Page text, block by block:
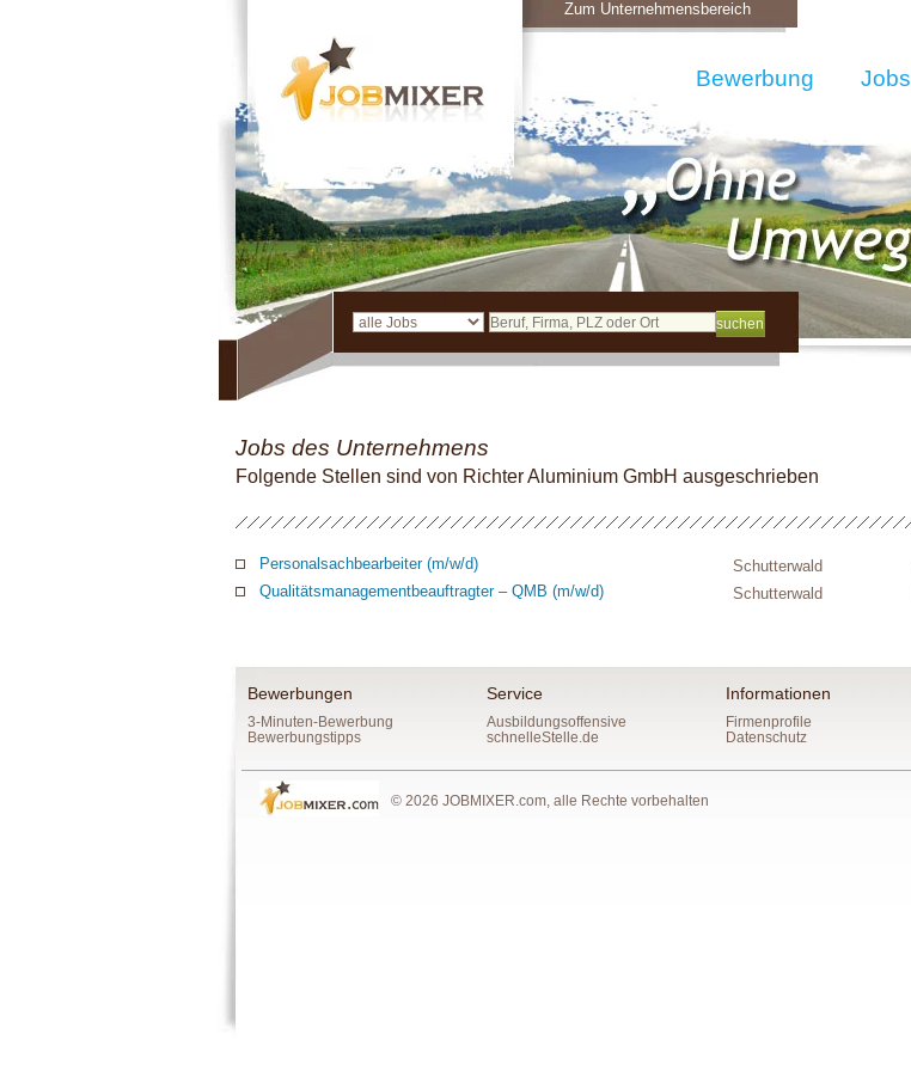
Zum Unternehmensbereich
Jobs des Unternehmens
Folgende Stellen sind von Richter Aluminium GmbH ausgeschrieben
Personalsachbearbeiter (m/w/d) Schutterwald
Qualitätsmanagementbeauftragter – QMB (m/w/d)
Schutterwald
Bewerbung Jobs
Bewerbungen
3-Minuten-Bewerbung
Bewerbungstipps
Service
Ausbildungsoffensive
schnelleStelle.de
Informationen
Firmenprofile
Datenschutz
© 2026 JOBMIXER.com, alle Rechte vorbehalten